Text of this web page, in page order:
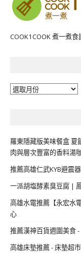
COOK1COOK 煮一煮食
彙
羅東隱藏版美味餐盒 夏
肉與層次豐富的香料湯
推薦高雄仁武KYB避震
一派胡塩酵素臭豆腐 |
高雄水電推薦【永宏水
心
推薦漢神百貨週圍美食
高雄床墊推薦 - 床墊超